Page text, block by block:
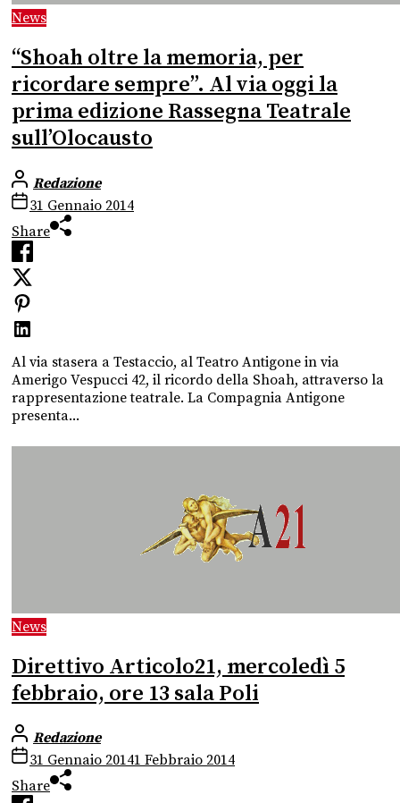
News
“Shoah oltre la memoria, per
ricordare sempre”. Al via oggi la
prima edizione Rassegna Teatrale
sull’Olocausto
Redazione
31 Gennaio 2014
Share
Al via stasera a Testaccio, al Teatro Antigone in via
Amerigo Vespucci 42, il ricordo della Shoah, attraverso la
rappresentazione teatrale. La Compagnia Antigone
presenta...
News
Direttivo Articolo21, mercoledì 5
febbraio, ore 13 sala Poli
Redazione
31 Gennaio 20141 Febbraio 2014
Share